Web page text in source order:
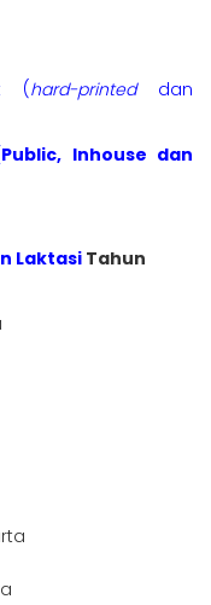
(hard-printeddan
Inhouse dan
Laktasi Tahun